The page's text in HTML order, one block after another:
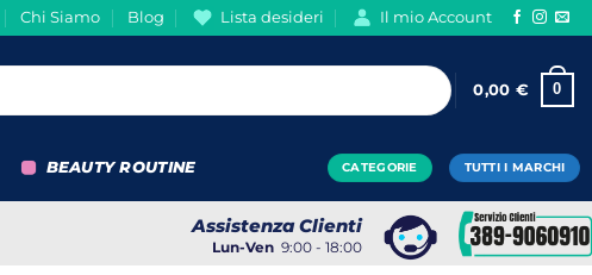
Chi Siamo Blog Lista desideri Il mio Account
0,00 € 0
BEAUTY ROUTINE CATEGORIE TUTTI I MARCHI
Assistenza Clienti
Lun-Ven 9:00 - 18:00